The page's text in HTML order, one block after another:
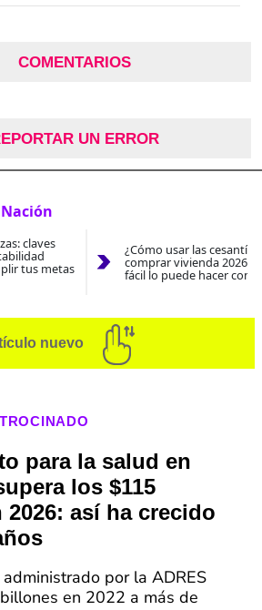
COMENTARIOS
UN ERROR
Nación
claves
tus metas
¿Cómo usar las
comprar vivienda 2026?
fácil lo puede hacer con
nuevo
para la salud en
los $115
así ha crecido
por la ADRES
en 2022 a más de